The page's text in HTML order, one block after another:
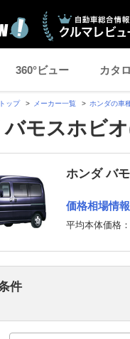
360°ビュー カタ
ップ メーカー一覧 ホンダの車
モスホビ
ホンダ バ
価格相場情報
平均本体価格：
件